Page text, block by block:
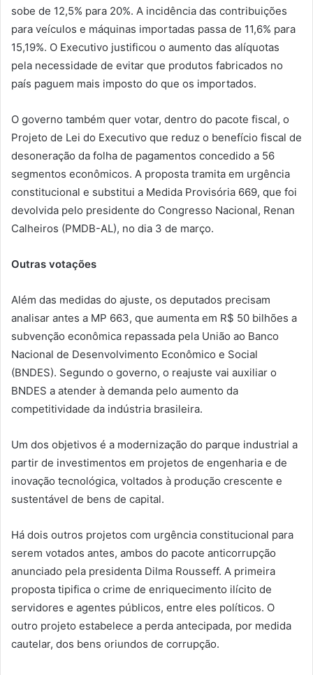
sobe de 12,5% para 20%. A incidência das contribuições
para veículos e máquinas importadas passa de 11,6% para
15,19%. O Executivo justificou o aumento das alíquotas
pela necessidade de evitar que produtos fabricados no
país paguem mais imposto do que os importados.
O governo também quer votar, dentro do pacote fiscal, o
Projeto de Lei do Executivo que reduz o benefício fiscal de
desoneração da folha de pagamentos concedido a 56
segmentos econômicos. A proposta tramita em urgência
constitucional e substitui a Medida Provisória 669, que foi
devolvida pelo presidente do Congresso Nacional, Renan
Calheiros (PMDB-AL), no dia 3 de março.
Outras votações
Além das medidas do ajuste, os deputados precisam
analisar antes a MP 663, que aumenta em R$ 50 bilhões a
subvenção econômica repassada pela União ao Banco
Nacional de Desenvolvimento Econômico e Social
(BNDES). Segundo o governo, o reajuste vai auxiliar o
BNDES a atender à demanda pelo aumento da
competitividade da indústria brasileira.
Um dos objetivos é a modernização do parque industrial a
partir de investimentos em projetos de engenharia e de
inovação tecnológica, voltados à produção crescente e
sustentável de bens de capital.
Há dois outros projetos com urgência constitucional para
serem votados antes, ambos do pacote anticorrupção
anunciado pela presidenta Dilma Rousseff. A primeira
proposta tipifica o crime de enriquecimento ilícito de
servidores e agentes públicos, entre eles políticos. O
outro projeto estabelece a perda antecipada, por medida
cautelar, dos bens oriundos de corrupção.